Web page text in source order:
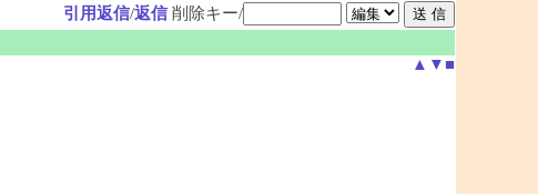
引用返信/返信 削除キー/
▲ ▼ ■